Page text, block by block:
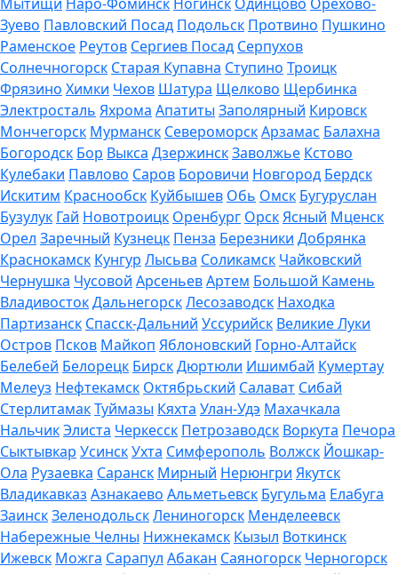
Зуево Павловский Посад Подольск Протвино Пушкино
Раменское Реутов Сергиев Посад Серпухов
Солнечногорск Старая Купавна Ступино Троицк
Фрязино Химки Чехов Шатура Щелково Щербинка
Электросталь Яхрома Апатиты Заполярный Кировск
Мончегорск Мурманск СевероморскАрзамас Балахна
Богородск Бор Выкса ДзержинскЗаволжье Кстово
Кулебаки Павлово Саров Боровичи Новгород Бердск
Искитим Краснообск Куйбышев Обь Омск Бугуруслан
Бузулук Гай Новотроицк Оренбург ОрскЯсный Мценск
Орел Заречный Кузнецк Пенза Березники Добрянка
Краснокамск Кунгур Лысьва Соликамск Чайковский
Чернушка Чусовой АрсеньевАртем Большой Камень
ВладивостокДальнегорскЛесозаводск Находка
Партизанск Спасск-Дальний Уссурийск Великие Луки
Остров Псков Майкоп Яблоновский Горно-Алтайск
Белебей Белорецк БирскДюртюли Ишимбай Кумертау
Мелеуз Нефтекамск Октябрьский Салават Сибай
СтерлитамакТуймазы Кяхта Улан-Удэ Махачкала
НальчикЭлиста Черкесск Петрозаводск Воркута Печора
Сыктывкар УсинскУхта Симферополь Волжск Йошкар-
Ола Рузаевка Саранск Мирный Нерюнгри Якутск
Владикавказ Азнакаево Альметьевск Бугульма Елабуга
ЗаинскЗеленодольскЛениногорск Менделеевск
Набережные Челны Нижнекамск Кызыл Воткинск
Ижевск Можга Сарапул Абакан Саяногорск Черногорск